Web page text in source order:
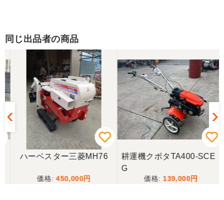
同じ出品者の商品
ハーベスター三菱MH76
450,000
耕運機クボタTA400-SCE
G
139,000